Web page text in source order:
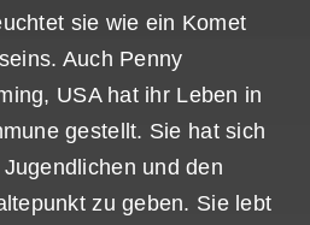
sie wie ein Komet
Auch Penny
USA hat ihr Leben in
gestellt. Sie hat sich
und den
zu geben. Sie lebt